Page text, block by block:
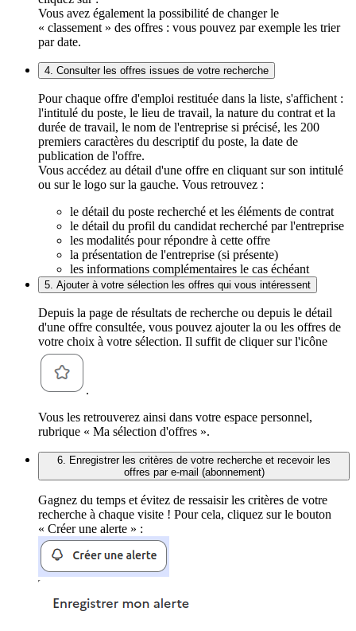
Vous avez également la possibilité de changer le
« classement » des offres : vous pouvez par exemple les trier
par date.
4. Consulter les offres issues de votre recherche
Pour chaque offre d'emploi restituée dans la liste, s'affichent :
l'intitulé du poste, le lieu de travail, la nature du contrat et la
durée de travail, le nom de l'entreprise si précisé, les 200
premiers caractères du descriptif du poste, la date de
publication de l'offre.
Vous accédez au détail d'une offre en cliquant sur son intitulé
ou sur le logo sur la gauche. Vous retrouvez :
le détail du poste recherché et les éléments de contrat
le détail du profil du candidat recherché par l'entreprise
les modalités pour répondre à cette offre
la présentation de l'entreprise (si présente)
les informations complémentaires le cas échéant
5. Ajouter à votre sélection les offres qui vous intéressent
Depuis la page de résultats de recherche ou depuis le détail
d'une offre consultée, vous pouvez ajouter la ou les offres de
votre choix à votre sélection. Il suffit de cliquer sur l'icône
.
Vous les retrouverez ainsi dans votre espace personnel,
rubrique « Ma sélection d'offres ».
6. Enregistrer les critères de votre recherche et recevoir les
offres par e-mail (abonnement)
Gagnez du temps et évitez de ressaisir les critères de votre
recherche à chaque visite ! Pour cela, cliquez sur le bouton
« Créer une alerte » :